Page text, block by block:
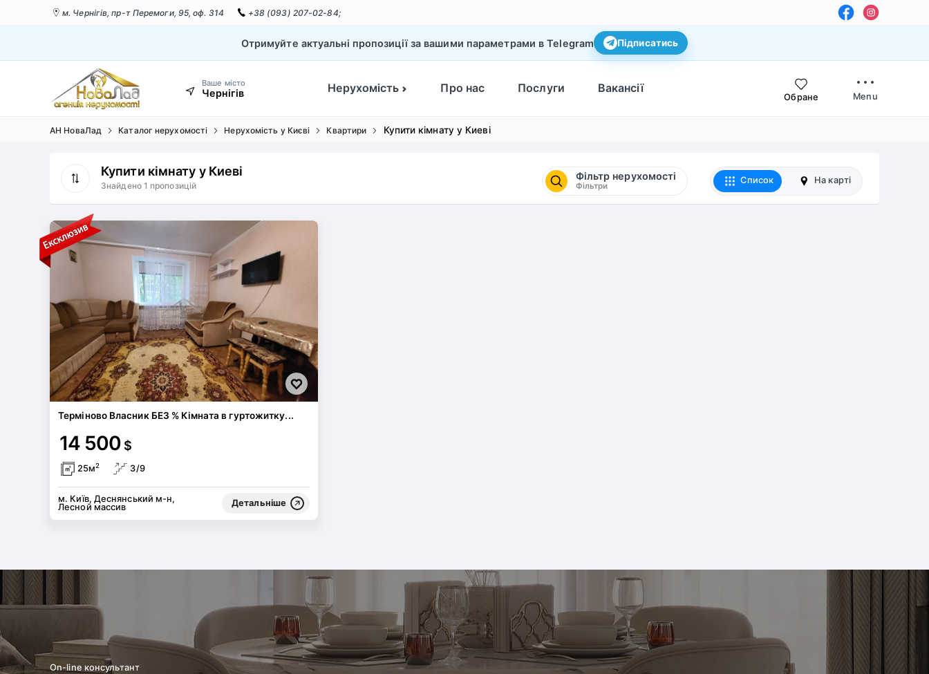
м. Чернігів, пр-т Перемоги, 95, оф. 314 +38 (093) 207-02-84;
Отримуйте актуальні пропозиції за вашими параметрами в Telegram Підписатись
Ваше місто
Чернігів Нерухомість Про нас Послуги Вакансії
Обране Menu
АН НоваЛад Каталог нерухомості Нерухомість у Києві Квартири Купити кімнату у Киеві
Купити кімнату у Киеві
Знайдено 1 пропозицій
Фільтр нерухомості
Фільтри
Список На карті
Терміново Власник БЕЗ % Кімната в гуртожитку...
14 500 $
25м2 3/9
м. Київ, Деснянський м-н,
Лесной массив
Детальніше
On-line консультант